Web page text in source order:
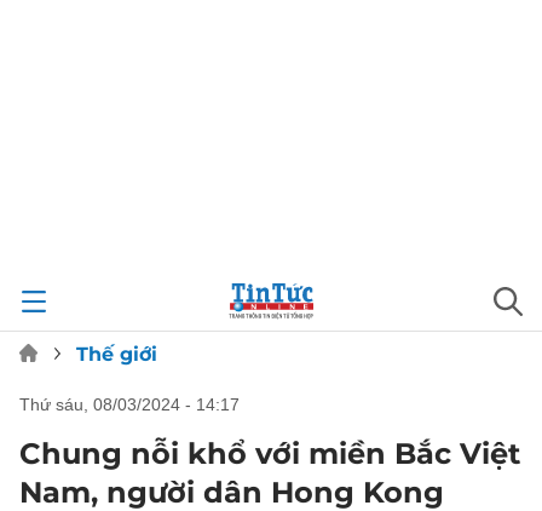
Thế giới
thứ sáu, 08/03/2024 - 14:17
Chung nỗi khổ với miền Bắc Việt
Nam, người dân Hong Kong